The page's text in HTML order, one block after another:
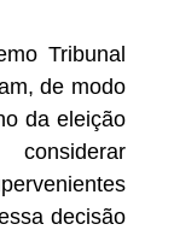
Tribunal
de modo
da eleição
decisão